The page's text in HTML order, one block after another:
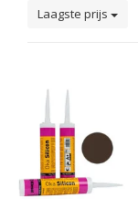
Laagste prijs